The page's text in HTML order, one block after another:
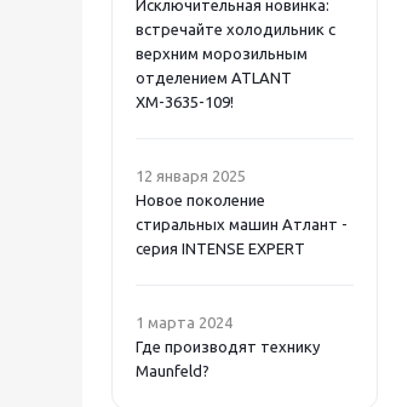
Исключительная новинка:
встречайте холодильник с
верхним морозильным
отделением ATLANT
ХМ-3635-109!
12 января 2025
Новое поколение
стиральных машин Атлант -
серия INTENSE EXPERT
1 марта 2024
Где производят технику
Maunfeld?